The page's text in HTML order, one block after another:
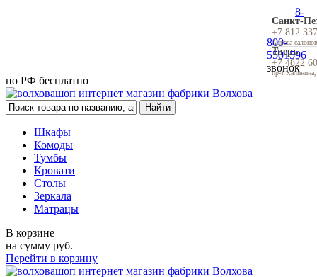
Санкт-
+7 812
Адреса
Тверь
+7 4822
пр-т
8-
800-
5501596
звонок
по РФ бесплатно
Шкафы
Комоды
Тумбы
Кровати
Столы
Зеркала
Матрацы
В корзине
на сумму руб.
Перейти в корзину